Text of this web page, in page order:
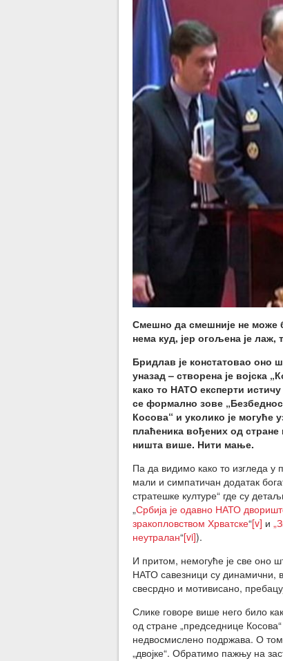
Смешно да смешније не може
нема куд, јер огољена је
Бридлав је констатовао оно
уназад – створена је војска
како то НАТО експерти
се формално зове
Косова“ и уколико је
плаћеника вођених од
ништа више. Нити мање.
Па да видимо како то изгледа у
мали и симпатичан додатак
стратешке културе“ где су
„Србија је одавно НАТО
зракопловством Хрватске“[v] и
неутралан“[vi]).
И притом, немогуће је све оно
НАТО савезници су динамични,
свесрдно и мотивисано,
Слике говоре више него било
од стране „председнице
недвосмислено подржава. О
„двојке“. Обратимо пажњу на